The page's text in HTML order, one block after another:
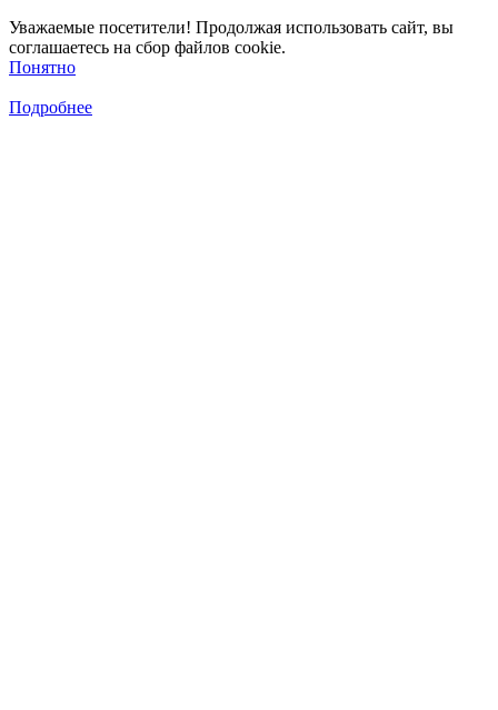
Уважаемые посетители! Продолжая использовать сайт, вы
соглашаетесь на сбор файлов cookie.
Понятно
Подробнее